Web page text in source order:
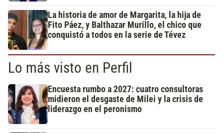
La historia de amor de Margarita, la hija de
Fito Páez, y Balthazar Murillo, el chico que
conquistó a todos en la serie de Tévez
Lo más visto en Perfil
Encuesta rumbo a 2027: cuatro consultoras
midieron el desgaste de Milei y la crisis de
liderazgo en el peronismo